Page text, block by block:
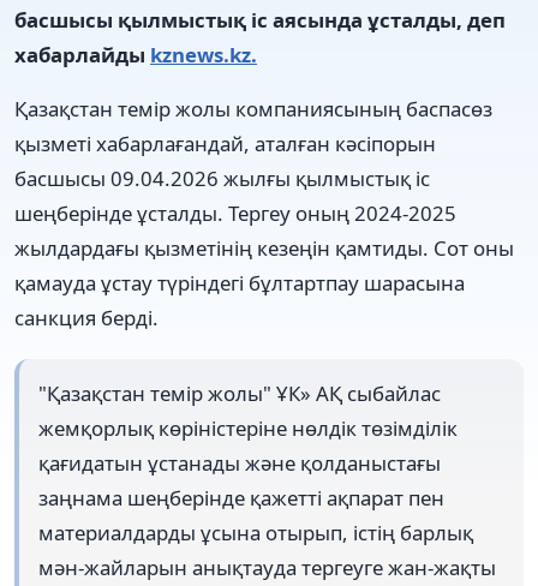
басшысы қылмыстық іс аясында ұсталды, деп
хабарлайды kznews.kz.
Қазақстан темір жолы компаниясының баспасөз
қызметі хабарлағандай, аталған кәсіпорын
басшысы 09.04.2026 жылғы қылмыстық іс
шеңберінде ұсталды. Тергеу оның 2024-2025
жылдардағы қызметінің кезеңін қамтиды. Сот оны
қамауда ұстау түріндегі бұлтартпау шарасына
санкция берді.
"Қазақстан темір жолы" ҰК» АҚ сыбайлас
жемқорлық көріністеріне нөлдік төзімділік
қағидатын ұстанады және қолданыстағы
заңнама шеңберінде қажетті ақпарат пен
материалдарды ұсына отырып, істің барлық
мән-жайларын анықтауда тергеуге жан-жақты